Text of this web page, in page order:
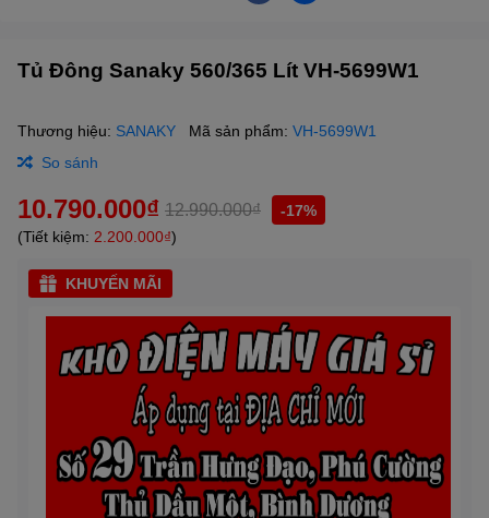
Tủ Đông Sanaky 560/365 Lít VH-5699W1
Thương hiệu: SANAKY Mã sản phẩm: VH-5699W1
So sánh
10.790.000₫ 12.990.000₫
-17%
(Tiết kiệm: 2.200.000₫)
KHUYẾN MÃI